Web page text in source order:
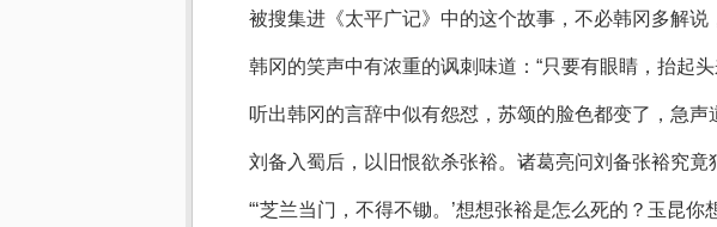
被搜集进《太平广记》中的这个故事，不必韩冈多解
韩冈的笑声中有浓重的讽刺味道：“只要有眼睛，抬起
听出韩冈的言辞中似有怨怼，苏颂的脸色都变了，急
刘备入蜀后，以旧恨欲杀张裕。诸葛亮问刘备张裕究
“‘芝兰当门，不得不锄。’想想张裕是怎么死的？玉昆